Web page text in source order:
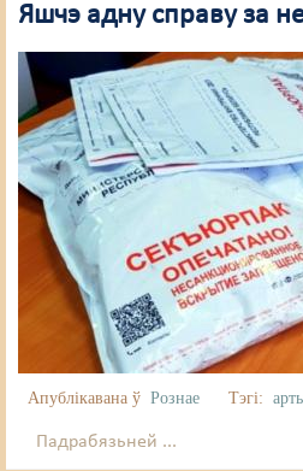
Яшчэ адну справу за
Апублікавана ў Рознае Тэгі:
Падрабязьней ...